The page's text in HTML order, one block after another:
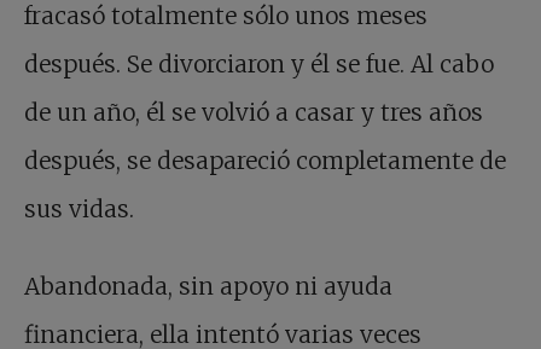
fracasó totalmente sólo unos meses
después. Se divorciaron y él se fue. Al cabo
de un año, él se volvió a casar y tres años
después, se desapareció completamente de
sus vidas.
Abandonada, sin apoyo ni ayuda
financiera, ella intentó varias veces